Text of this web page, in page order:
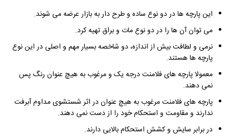
این پارچه ‌ها در دو نوع ساده و طرح ‌دار به بازار عرضه می ‌شوند.
می توان آن ها را در دو نوع مات و براق تهیه کرد.
نرمی و لطافت بیش از اندازه، دو شاخصه بسیار مهم و اصلی در این نوع
پارچه ‌ها هستند.
معمولا پارچه‌ های فلامنت درجه یک و مرغوب به هیچ عنوان رنگ پس
نمی‌ دهند.
پارچه های فلامنت مرغوب به هیچ عنوان در اثر شستشوی مداوم آبرفت
ندارند و مقاومت و استحکام خود را از دست نمی ‌دهند.
در برابر سایش و کشش استحکام بالایی دارند.